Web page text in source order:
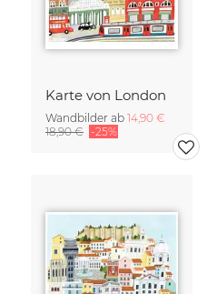
Karte von London
Wandbilder ab 14,90 €
18,90 € -25%